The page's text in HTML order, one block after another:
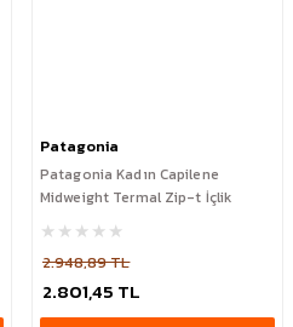
Patagonia
Patagonia Kadın Capilene
Midweight Termal Zip-t İçlik
2.948,89 TL
2.801,45 TL